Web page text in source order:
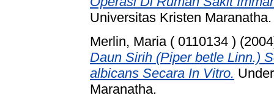
Universitas Kristen Maranatha.
Merlin, Maria ( 0110134 )
Daun Sirih (Piper betle Linn.)
albicans Secara In Vitro.
Maranatha.